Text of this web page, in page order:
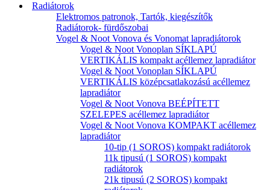
Radiátorok
Elektromos patronok, Tartók, kiegészítők
Radiátorok- fürdőszobai
Vogel & Noot Vonova és Vonomat lapradiátorok
Vogel & Noot Vonoplan SÍKLAPÚ
VERTIKÁLIS kompakt acéllemez lapradiátor
Vogel & Noot Vonoplan SÍKLAPÚ
VERTIKÁLIS középcsatlakozású acéllemez
lapradiátor
Vogel & Noot Vonova BEÉPÍTETT
SZELEPES acéllemez lapradiátor
Vogel & Noot Vonova KOMPAKT acéllemez
lapradiátor
10-tip (1 SOROS) kompakt radiátorok
11k tipusú (1 SOROS) kompakt
radiátorok
21k tipusú (2 SOROS) kompakt